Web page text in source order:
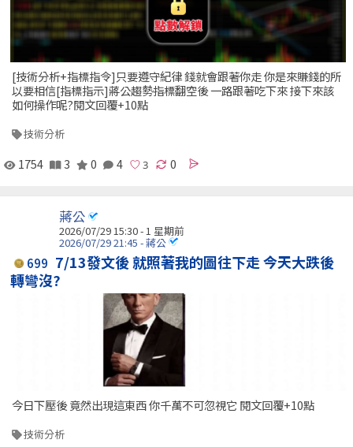
[技術分析+指標指令]只要遵守紀律 錢就會跟著你走 你是來賺錢的所
以要相信[指標指示]蔣公趨勢指標翻空後 一路跟著吃下來 接下來該
如何操作呢?閱文回覆+10點
技術分析
1754 3 0 4 0
蔣公
2026/07/29 15:30 - 1 星期前
2026/07/29 21:45 - 蔣公
699 7/13發文後 就照著我的圖往下走 今天大跌後
轉彎沒?
今日下壓後 竟然出現這東西 你千萬不可忽視它 閱文回覆+10點
技術分析